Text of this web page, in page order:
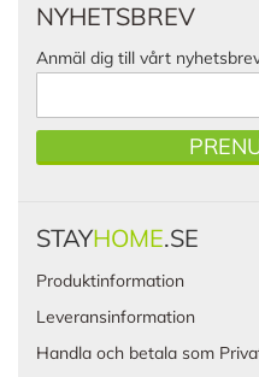
NYHETSBREV
Anmäl dig till vårt
STAYHOME.SE
Produktinformation
Leveransinformation
Handla och betala som